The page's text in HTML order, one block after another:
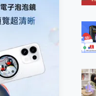
600 Pro x
Edition 限量
味全龍進駐大
人盛典